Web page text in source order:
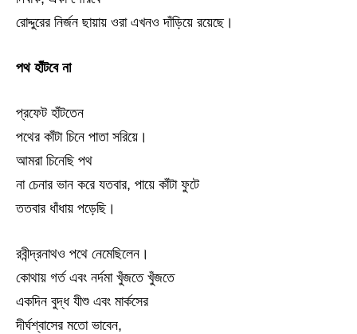
রোদ্দুরের নির্জন ছায়ায় ওরা এখনও দাঁড়িয়ে রয়েছে।
পথ হাঁটবে না
প্রফেট হাঁটতেন
পথের কাঁটা চিনে পাতা সরিয়ে।
আমরা চিনেছি পথ
না চেনার ভান করে যতবার, পায়ে কাঁটা ফুটে
ততবার ধাঁধায় পড়েছি।
রবীন্দ্রনাথও পথে নেমেছিলেন।
কোথায় গর্ত এবং নর্দমা খুঁজতে খুঁজতে
একদিন বুদ্ধ যীশু এবং মার্কসের
দীর্ঘশ্বাসের মতো ভাবেন,